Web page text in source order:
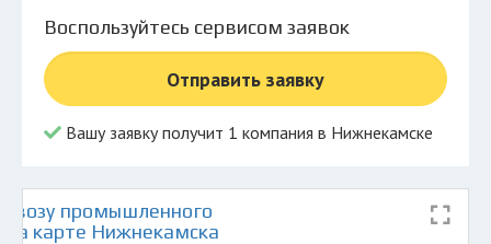
Воспользуйтесь сервисом заявок
Отправить заявку
Вашу заявку получит 1 компания в Нижнекамске
промышленного
на карте Нижнекамска